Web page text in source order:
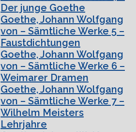
Der junge Goethe
Goethe, Johann Wolfgang
von – Sämtliche Werke 5 –
Faustdichtungen
Goethe, Johann Wolfgang
von – Sämtliche Werke 6 –
Weimarer Dramen
Goethe, Johann Wolfgang
von – Sämtliche Werke 7 –
Wilhelm Meisters
Lehrjahre